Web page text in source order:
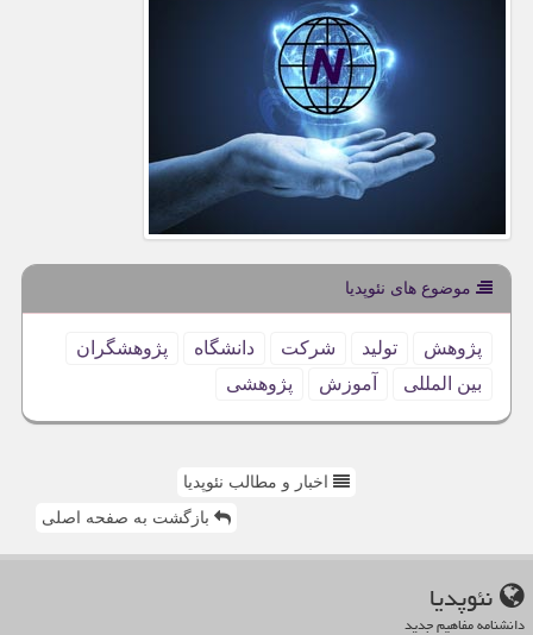
موضوع های نئوپدیا
پژوهش تولید شركت دانشگاه
پژوهشگران
بین المللی
آموزش پژوهشی
اخبار و مطالب نئوپدیا
بازگشت به صفحه اصلی
نئوپدیا
دانشنامه مفاهیم جدید